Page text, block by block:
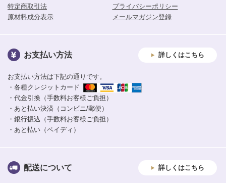
特定商取引法
プライバシーポリシー
原材料成分表示
メールマガジン登録
お支払い方法 詳しくはこちら
お支払い方法は下記の通りです。
・各種クレジットカード
・代金引換（手数料お客様ご負担）
・あと払い決済（コンビニ/郵便）
・銀行振込（手数料お客様ご負担）
・あと払い（ペイディ）
配送について 詳しくはこちら